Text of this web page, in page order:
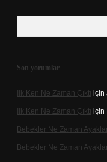
Son yorumlar
Ilk Ken Ne Zaman Çıktı için
Ilk Ken Ne Zaman Çıktı için
Bebekler Ne Zaman
Bebekler Ne Zaman